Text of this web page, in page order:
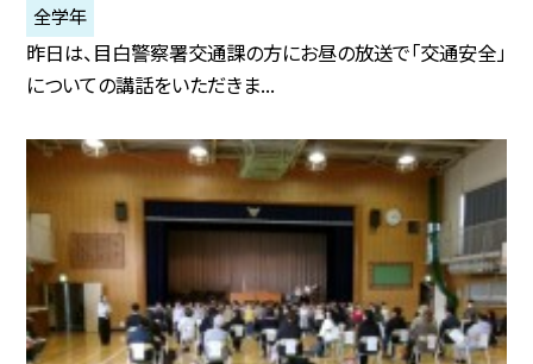
全学年
昨日は、目白警察署交通課の方にお昼の放送で「交通安全」
についての講話をいただきま...